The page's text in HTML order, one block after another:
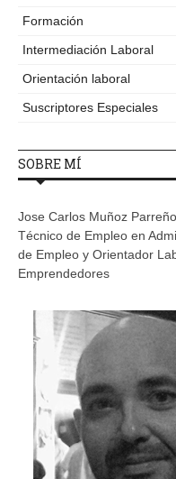
Formación
Intermediación Laboral
Orientación laboral
Suscriptores Especiales
SOBRE MÍ
Jose Carlos Muñoz Parreño
Técnico de Empleo en
de Empleo y Orientador
Emprendedores